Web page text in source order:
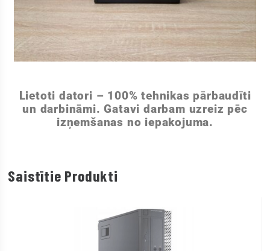
Lietoti datori – 100% tehnikas pārbaudīti
un darbināmi. Gatavi darbam uzreiz pēc
izņemšanas no iepakojuma.
Saistītie Produkti